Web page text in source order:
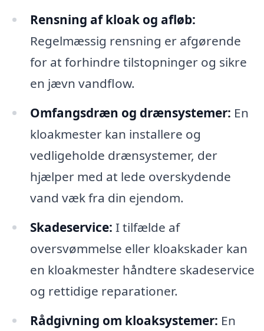
Rensning af kloak og afløb:
Regelmæssig rensning er afgørende
for at forhindre tilstopninger og sikre
en jævn vandflow.
Omfangsdræn og drænsystemer: En
kloakmester kan installere og
vedligeholde drænsystemer, der
hjælper med at lede overskydende
vand væk fra din ejendom.
Skadeservice: I tilfælde af
oversvømmelse eller kloakskader kan
en kloakmester håndtere skadeservice
og rettidige reparationer.
Rådgivning om kloaksystemer: En